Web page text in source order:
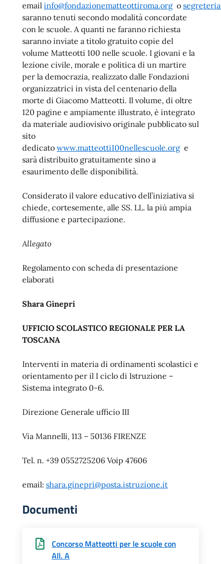
email info@fondazionematteottiroma.org o
saranno tenuti secondo modalità concordate
con le scuole. A quanti ne faranno richiesta
saranno inviate a titolo gratuito copie del
volume Matteotti 100 nelle scuole. I giovani e la
lezione civile, morale e politica di un martire
per la democrazia, realizzato dalle Fondazioni
organizzatrici in vista del centenario della
morte di Giacomo Matteotti. Il volume, di oltre
120 pagine e ampiamente illustrato, è integrato
da materiale audiovisivo originale pubblicato sul
sito
dedicato www.matteotti100nellescuole.org e
sarà distribuito gratuitamente sino a
esaurimento delle disponibilità.
Considerato il valore educativo dell’iniziativa si
chiede, cortesemente, alle SS. LL. la più ampia
diffusione e partecipazione.
Allegato
Regolamento con scheda di presentazione
elaborati
Shara Ginepri
UFFICIO SCOLASTICO REGIONALE PER LA
TOSCANA
Interventi in materia di ordinamenti scolastici e
orientamento per il I ciclo di Istruzione –
Sistema integrato 0-6.
Direzione Generale ufficio III
Via Mannelli, 113 – 50136 FIRENZE
Tel. n. +39 0552725206 Voip 47606
email: shara.ginepri@posta.istruzione.it
Documenti
Concorso Matteotti per le scuole con
All. A